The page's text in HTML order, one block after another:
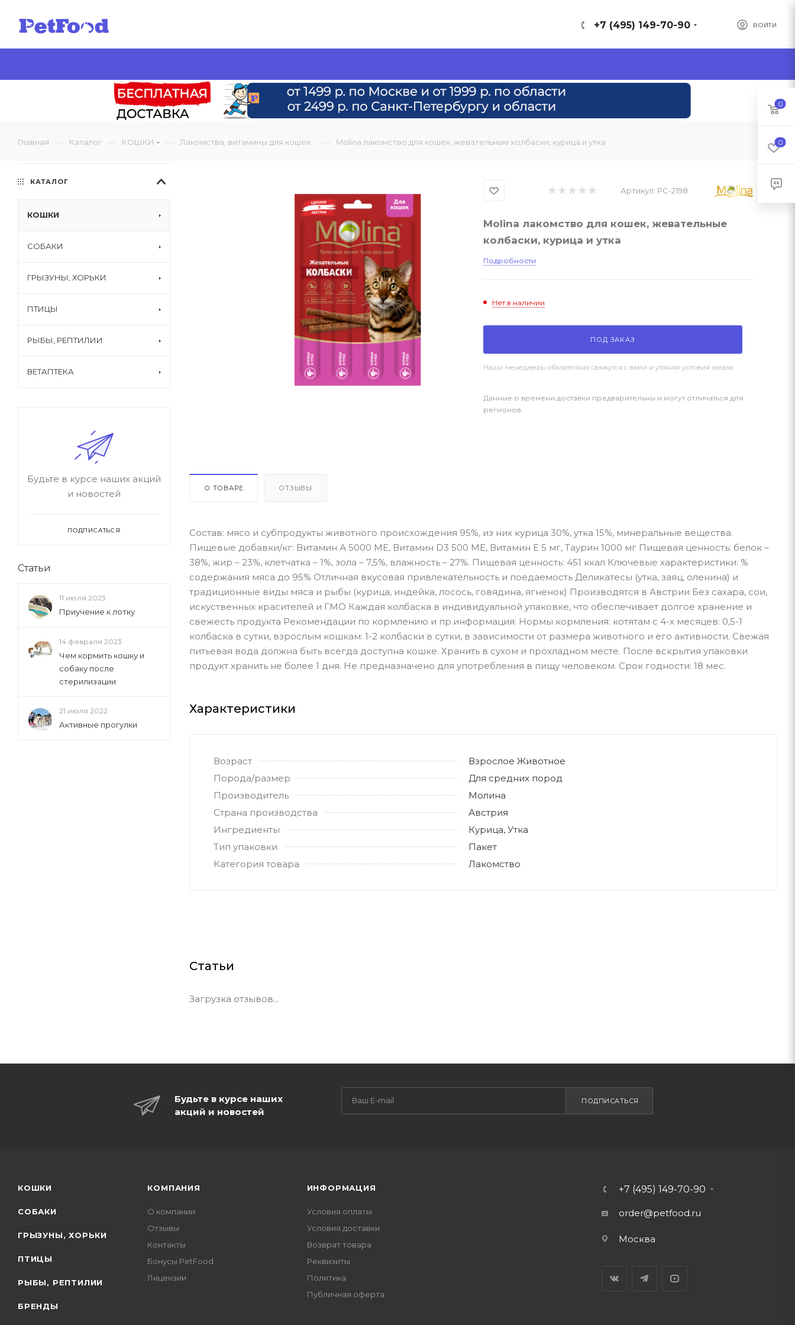
ВОЙТИ
+7 (495) 149-70-90
Главная — Каталог — КОШКИ — Лакомства, витамины для кошек — Molina лакомство для кошек, жевательные колбаски, курица и утка
Артикул: PC-2198
Molina лакомство для кошек, жевательные
колбаски, курица и утка
Подробности
Нет в наличии
ПОД ЗАКАЗ
Наши менеджеры обязательно свяжутся с вами и уточнят условия заказа
Данные о времени доставки предварительны и могут отличаться для
регионов.
О ТОВАРЕ ОТЗЫВЫ
Состав: мясо и субпродукты животного происхождения 95%, из них курица 30%, утка 15%, минеральные вещества.
Пищевые добавки/кг: Витамин А 5000 МЕ, Витамин D3 500 МЕ, Витамин Е 5 мг, Таурин 1000 мг Пищевая ценность: белок –
38%, жир – 23%, клетчатка – 1%, зола – 7,5%, влажность – 27%. Пищевая ценность: 451 ккал Ключевые характеристики: %
содержания мяса до 95% Отличная вкусовая привлекательность и поедаемость Деликатесы (утка, заяц, оленина) и
традиционные виды мяса и рыбы (курица, индейка, лосось, говядина, ягненок) Производятся в Австрии Без сахара, сои,
искуственных красителей и ГМО Каждая колбаска в индивидуальной упаковке, что обеспечивает долгое хранение и
свежесть продукта Рекомендации по кормлению и пр.информация: Нормы кормления: котятам с 4-х месяцев: 0,5-1
колбаска в сутки, взрослым кошкам: 1-2 колбаски в сутки, в зависимости от размера животного и его активности. Свежая
питьевая вода должна быть всегда доступна кошке. Хранить в сухом и прохладном месте. После вскрытия упаковки
продукт хранить не более 1 дня. Не предназначено для употребления в пищу человеком. Срок годности: 18 мес.
Характеристики
Возраст
Взрослое Животное
Порода/размер
Для средних пород
Производитель
Молина
Страна производства
Австрия
Ингредиенты
Курица, Утка
Тип упаковки
Пакет
Категория товара
Лакомство
Статьи
Загрузка отзывов...
КАТАЛОГ
КОШКИ
СОБАКИ
ГРЫЗУНЫ, ХОРЬКИ
ПТИЦЫ
РЫБЫ, РЕПТИЛИИ
ВЕТАПТЕКА
Будьте в курсе наших акций
и новостей
ПОДПИСАТЬСЯ
Статьи
11 июля 2023
Приучение к лотку
14 февраля 2023
Чем кормить кошку и
собаку после
стерилизации
21 июля 2022
Активные прогулки
Будьте в курсе наших
акций и новостей
ПОДПИСАТЬСЯ
КОШКИ
СОБАКИ
ГРЫЗУНЫ, ХОРЬКИ
ПТИЦЫ
РЫБЫ, РЕПТИЛИИ
БРЕНДЫ
КОМПАНИЯ
О компании
Отзывы
Контакты
Бонусы PetFood
Лицензии
ИНФОРМАЦИЯ
Условия оплаты
Условия доставки
Возврат товара
Реквизиты
Политика
Публичная оферта
+7 (495) 149-70-90
order@petfood.ru
Москва
0
0